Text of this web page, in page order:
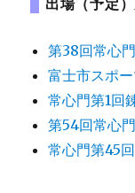
出場（予定
第38回常心
富士市スポ
常心門第1回
第54回常心
常心門第45